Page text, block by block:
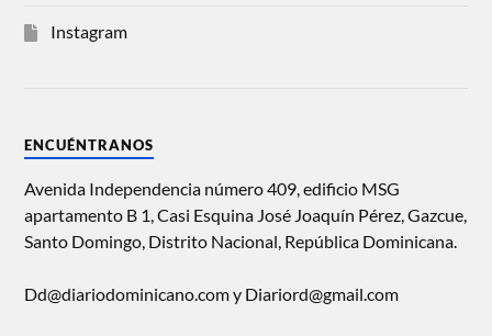
Instagram
ENCUÉNTRANOS
Avenida Independencia número 409, edificio MSG
apartamento B 1, Casi Esquina José Joaquín Pérez, Gazcue,
Santo Domingo, Distrito Nacional, República Dominicana.
Dd@diariodominicano.com y Diariord@gmail.com